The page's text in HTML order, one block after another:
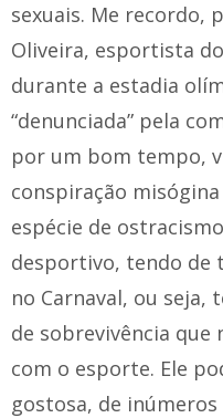
sexuais. Me recordo,
Oliveira, esportista
durante a estadia
“denunciada” pela
por um bom tempo,
conspiração
espécie de
desportivo, tendo de
no Carnaval, ou seja,
de sobrevivência que
com o esporte. Ele
gostosa, de